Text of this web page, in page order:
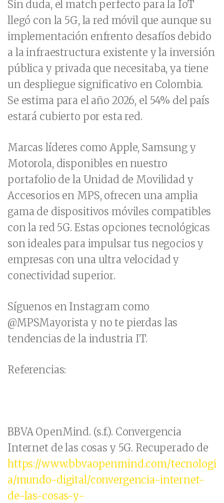
Sin duda, el match perfecto para la IoT
llegó con la 5G, la red móvil que aunque su
implementación enfrento desafíos debido
a la infraestructura existente y la inversión
pública y privada que necesitaba, ya tiene
un despliegue significativo en Colombia.
Se estima para el año 2026, el 54% del país
estará cubierto por esta red.
Marcas líderes como Apple, Samsung y
Motorola, disponibles en nuestro
portafolio de la Unidad de Movilidad y
Accesorios en MPS, ofrecen una amplia
gama de dispositivos móviles compatibles
con la red 5G. Estas opciones tecnológicas
son ideales para impulsar tus negocios y
empresas con una ultra velocidad y
conectividad superior.
Síguenos en Instagram como
@MPSMayorista y no te pierdas las
tendencias de la industria IT.
Referencias:
BBVA OpenMind. (s.f.). Convergencia
Internet de las cosas y 5G. Recuperado de
https://www.bbvaopenmind.com/tecnologi
a/mundo-digital/convergencia-internet-
de-las-cosas-y-